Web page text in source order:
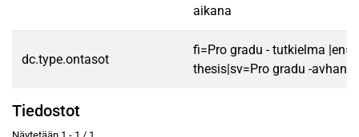
aikana
dc.type.ontasot
fi=Pro gradu - tutkielma
thesis|sv=Pro gradu -
Tiedostot